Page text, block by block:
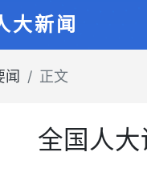
大新闻
闻 正文
全国人